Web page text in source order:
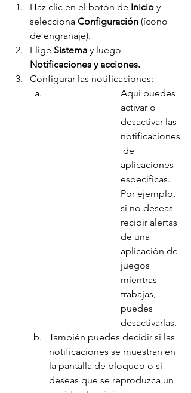
Haz clic en el botón de Inicio y
selecciona Configuración (ícono
de engranaje).
Elige Sistema y luego
Notificaciones y acciones.
Configurar las notificaciones:
Aquí puedes
activar o
desactivar las
notificaciones
de
aplicaciones
específicas.
Por ejemplo,
si no deseas
recibir alertas
de una
aplicación de
juegos
mientras
trabajas,
puedes
desactivarlas.
También puedes decidir si las
notificaciones se muestran en
la pantalla de bloqueo o si
deseas que se reproduzca un